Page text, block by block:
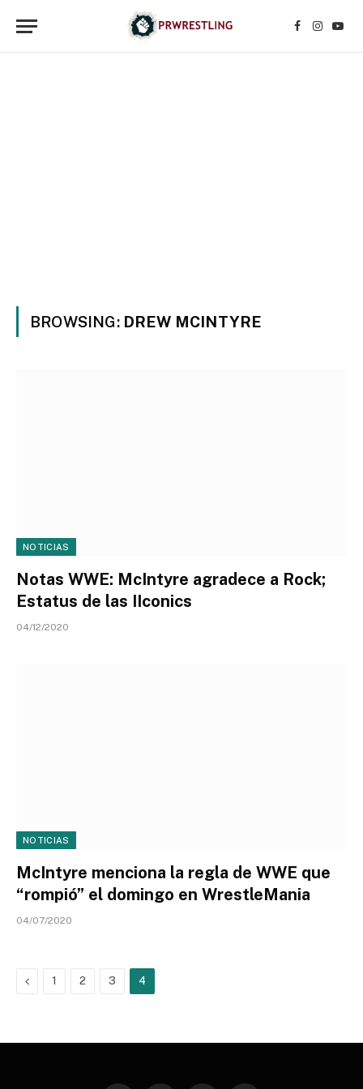
Facebook
BROWSING: DREW MCINTYRE
NOTICIAS
Notas WWE: McIntyre agradece a Rock;
Estatus de las IIconics
04/12/2020
NOTICIAS
McIntyre menciona la regla de WWE que
“rompió” el domingo en WrestleMania
04/07/2020
Previous
1 2 3 4